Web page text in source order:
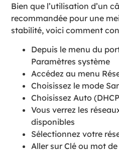
Bien que l’utilisation d’un
recommandée pour une
stabilité, voici comment
Depuis le menu du
Paramètres système
Accédez au menu
Choisissez le mode
Choisissez Auto
Vous verrez les
disponibles
Sélectionnez votre
Aller sur Clé ou mot